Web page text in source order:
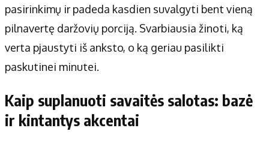
pasirinkimų ir padeda kasdien suvalgyti bent vieną
pilnavertę daržovių porciją. Svarbiausia žinoti, ką
verta pjaustyti iš anksto, o ką geriau pasilikti
paskutinei minutei.
Kaip suplanuoti savaitės salotas: bazė
ir kintantys akcentai